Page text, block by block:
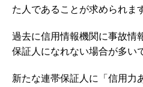
た人であることが求められま
過去に信用情報機関に事故情
保証人になれない場合が多い
新たな連帯保証人に「信用力